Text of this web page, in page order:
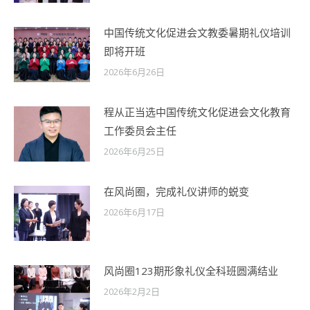
中国传统文化促进会文教委暑期礼仪培训
即将开班
2026年6月26日
程从正当选中国传统文化促进会文化教育
工作委员会主任
2026年6月25日
在风尚圈，完成礼仪讲师的蜕变
2026年6月17日
风尚圈123期形象礼仪全科班圆满结业
2026年2月2日